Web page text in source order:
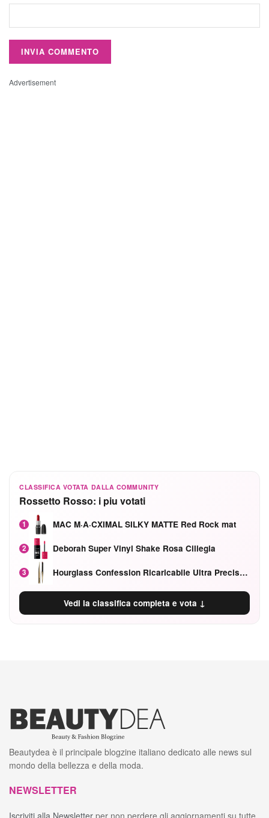
Advertisement
CLASSIFICA VOTATA DALLA COMMUNITY
Rossetto Rosso: i piu votati
1 MAC M·A·CXIMAL SILKY MATTE Red Rock mat
2 Deborah Super Vinyl Shake Rosa Ciliegia
3 Hourglass Confession Ricaricabile Ultra Preciso Ad Alta Intensità Secretly Classic Red
Vedi la classifica completa e vota ↓
Beautydea è il principale blogzine italiano dedicato alle news sul
mondo della bellezza e della moda.
NEWSLETTER
Iscriviti alla Newsletter per non perdere gli aggiornamenti su tutte